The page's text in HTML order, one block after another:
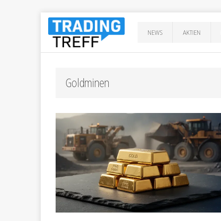
NEWS AKTIEN
Goldminen